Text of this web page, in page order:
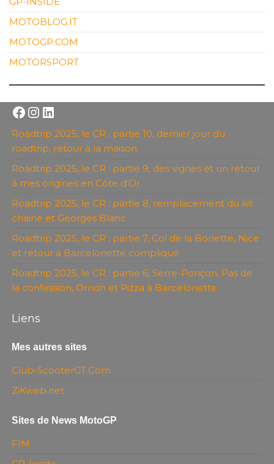
MOTOBLOG.IT
MOTOGP.COM
MOTORSPORT
Facebook
Instagram
LinkedIn
Roadtrip 2025, le CR : partie 10, dernier jour du
roadtrip, retour à la maison
Roadtrip 2025, le CR : partie 9, des vignes et un retour
à mes origines en Côte d’Or
Roadtrip 2025, le CR : partie 8, remplacement du kit
chaine et Georges Blanc
Roadtrip 2025, le CR : partie 7, Col de la Bonette, Nice
et retour à Barcelonette compliqué
Roadtrip 2025, le CR : partie 6, Serre-Ponçon, Pas de
la confession, Ornon et Pizza à Barcelonette
Liens
Mes autres sites
Club-ScooterGT.Com
ZiKweb.net
Sites de News MotoGP
FIM